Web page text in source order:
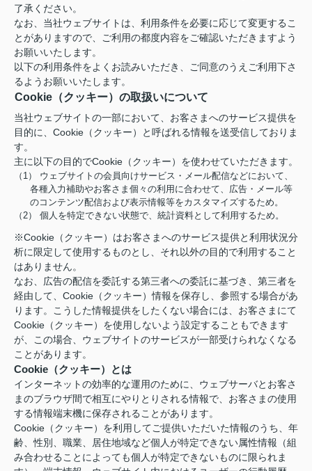
了承ください。
なお、当社ウェブサイトは、利用条件を必要に応じて変更するこ
とがありますので、ご利用の都度内容をご確認いただきますよう
お願いいたします。
以下の利用条件をよくお読みいただき、ご同意のうえご利用下さ
るようお願いいたします。
Cookie（クッキー）の取扱いについて
当社ウェブサイトの一部において、お客さまへのサービス提供を
目的に、Cookie（クッキー）と呼ばれる情報を送受信しておりま
す。
主に以下の目的でCookie（クッキー）を使わせていただきます。
（1） ウェブサイトの会員向けサービス・メール配信などにおいて、
各種入力補助やお客さま個々の利用に合わせて、広告・メール等
のコンテンツ配信および表示情報等をカスタマイズするため。
（2） 個人を特定できない状態で、統計資料として利用するため。
※Cookie（クッキー）はお客さまへのサービス提供と利用状況分
析に限定して使用するものとし、それ以外の目的で利用すること
はありません。
なお、広告の配信を委託する第三者への委託に基づき、第三者を
経由して、Cookie（クッキー）情報を保存し、参照する場合があ
ります。こうした情報提供をしたくない場合には、お客さまにて
Cookie（クッキー）を使用しないよう設定することもできます
が、この場合、ウェブサイトのサービスが一部受けられなくなる
ことがあります。
Cookie（クッキー）とは
インターネットの効率的な運用のために、ウェブサーバとお客さ
まのブラウザ間で相互にやりとりされる情報で、お客さまの使用
する情報端末機に保存されることがあります。
Cookie（クッキー）を利用してご提供いただいた情報のうち、年
齢、性別、職業、居住地域など個人が特定できない属性情報（組
み合わせることによっても個人が特定できないものに限られま